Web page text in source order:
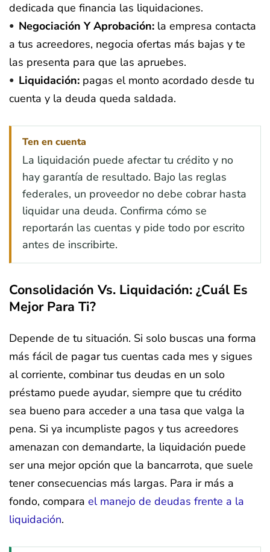
dedicada que financia las liquidaciones.
Negociación Y Aprobación: la empresa contacta
a tus acreedores, negocia ofertas más bajas y te
las presenta para que las apruebes.
Liquidación: pagas el monto acordado desde tu
cuenta y la deuda queda saldada.
Ten en cuenta
La liquidación puede afectar tu crédito y no
hay garantía de resultado. Bajo las reglas
federales, un proveedor no debe cobrar hasta
liquidar una deuda. Confirma cómo se
reportarán las cuentas y pide todo por escrito
antes de inscribirte.
Consolidación Vs. Liquidación: ¿cuál Es
Mejor Para Ti?
Depende de tu situación. Si solo buscas una forma
más fácil de pagar tus cuentas cada mes y sigues
al corriente, combinar tus deudas en un solo
préstamo puede ayudar, siempre que tu crédito
sea bueno para acceder a una tasa que valga la
pena. Si ya incumpliste pagos y tus acreedores
amenazan con demandarte, la liquidación puede
ser una mejor opción que la bancarrota, que suele
tener consecuencias más largas. Para ir más a
fondo, compara el manejo de deudas frente a la
liquidación.